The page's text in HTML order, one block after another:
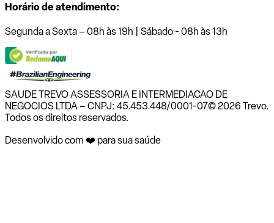
Horário de atendimento:
Segunda a Sexta – 08h às 19h | Sábado - 08h às 13h
SAUDE TREVO ASSESSORIA E INTERMEDIACAO DE
NEGOCIOS LTDA – CNPJ: 45.453.448/0001-07© 2026 Trevo.
Todos os direitos reservados.
Desenvolvido com ❤️ para sua saúde